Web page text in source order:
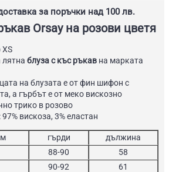
за поръчки над 100 лв.
Orsay на розови цветя
XS
лятна блуза с къс ръкав на марката
на блузата е от фин шифон с
а гърбът e от меко вискозно
трико в розово
вискоза, 3% еластан
гърди
дължина
88-90
58
90-92
61